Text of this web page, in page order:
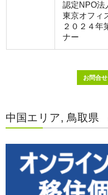
認定NPO法
東京オフィ
２０２４年
ナー
お問合
中国エリア, 鳥取県